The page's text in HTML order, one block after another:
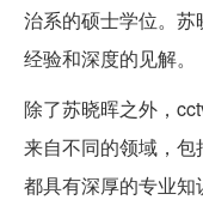
治系的硕士学位。
经验和深度的见解。
除了苏晓晖之外，
来自不同的领域，
都具有深厚的专业